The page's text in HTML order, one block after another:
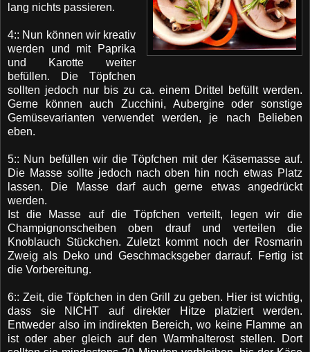
lang nichts passieren.
4:: Nun können wir kreativ
werden und mit Paprika
und Karotte weiter
befüllen. Die Töpfchen
sollten jedoch nur bis zu ca. einem Drittel befüllt werden.
Gerne können auch Zucchini, Aubergine oder sonstige
Gemüsevarianten verwendet werden, je nach Belieben
eben.
5:: Nun befüllen wir die Töpfchen mit der Käsemasse auf.
Die Masse sollte jedoch nach oben hin noch etwas Platz
lassen. Die Masse darf auch gerne etwas angedrückt
werden.
Ist die Masse auf die Töpfchen verteilt, legen wir die
Champignonscheiben oben drauf und verteilen die
Knoblauch Stückchen. Zuletzt kommt noch der Rosmarin
Zweig als Deko und Geschmacksgeber darrauf. Fertig ist
die Vorbereitung.
6:: Zeit, die Töpfchen in den Grill zu geben. Hier ist wichtig,
dass sie NICHT auf direkter Hitze platziert werden.
Entweder also im indirekten Bereich, wo keine Flamme an
ist oder aber gleich auf den Warmhalterost stellen. Dort